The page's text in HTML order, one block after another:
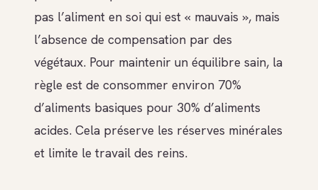
pas l’aliment en soi qui est « mauvais », mais
l’absence de compensation par des
végétaux. Pour maintenir un équilibre sain, la
règle est de consommer environ 70%
d’aliments basiques pour 30% d’aliments
acides. Cela préserve les réserves minérales
et limite le travail des reins.